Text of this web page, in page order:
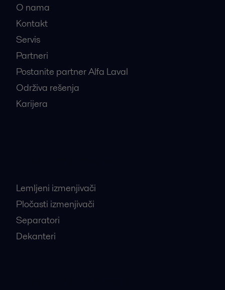
O nama
Kontakt
Servis
Partneri
Postanite partner Alfa Laval
Održiva rešenja
Karijera
Lemljeni izmenjivači
Pločasti izmenjivači
Separatori
Dekanteri